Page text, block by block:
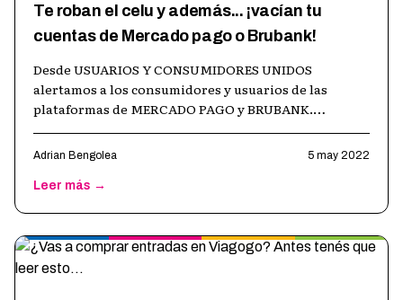
Te roban el celu y además... ¡vacían tu
cuentas de Mercado pago o Brubank!
Desde USUARIOS Y CONSUMIDORES UNIDOS
alertamos a los consumidores y usuarios de las
plataformas de MERCADO PAGO y BRUBANK.
lamentablemente m
Adrian Bengolea 5 may 2022
Leer más →